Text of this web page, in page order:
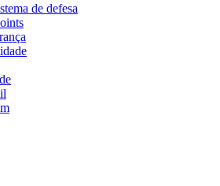
de defesa